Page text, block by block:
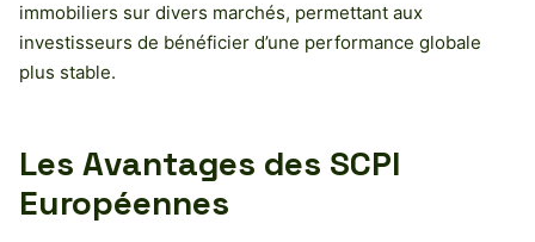
immobiliers sur divers marchés, permettant aux
investisseurs de bénéficier d’une performance globale
plus stable.
Les Avantages des SCPI
Européennes